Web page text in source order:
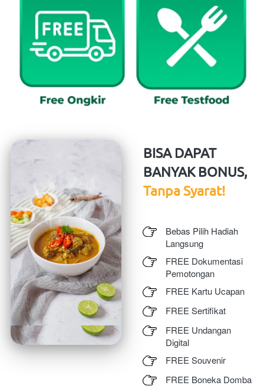
BISA DAPAT
Tanpa Syarat!
Bebas Pilih Hadiah
Langsung
FREE Dokumentasi
Pemotongan
FREE Kartu Ucapan
FREE Sertifikat
FREE Undangan
Digital
FREE Souvenir
FREE Boneka Domba